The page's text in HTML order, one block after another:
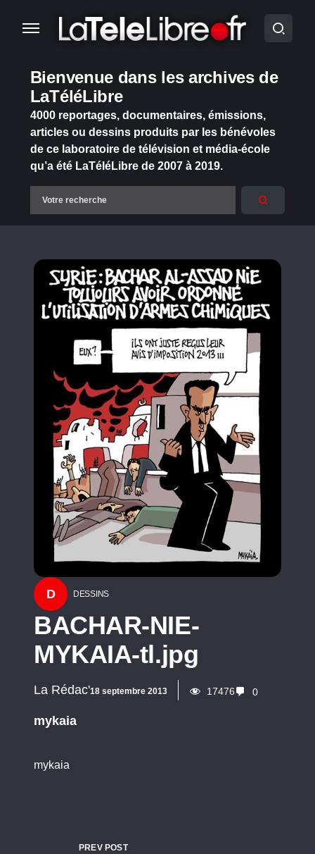
Bienvenue dans les archives de
LaTéléLibre
4000 reportages, documentaires, émissions,
articles ou dessins produits par les bénévoles
de ce laboratoire de télévision et média-école
qu’a été LaTéléLibre de 2007 à 2019.
D DESSINS
BACHAR-NIE-
MYKAIA-tl.jpg
La Rédac'18 septembre 2013 17476 0
mykaia
mykaia
PREV POST